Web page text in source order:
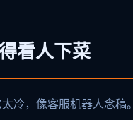
看人下菜
冷，像客服机器人念